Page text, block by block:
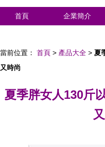
首頁 企業簡介
當前位置： 首頁 > 產品大全 > 夏
又時尚
夏季胖女人130斤